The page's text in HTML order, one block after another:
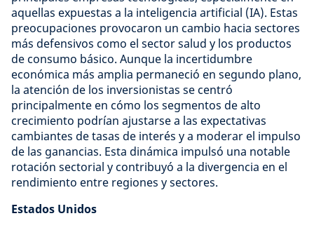
aquellas expuestas a la inteligencia artificial (IA). Estas
preocupaciones provocaron un cambio hacia sectores
más defensivos como el sector salud y los productos
de consumo básico. Aunque la incertidumbre
económica más amplia permaneció en segundo plano,
la atención de los inversionistas se centró
principalmente en cómo los segmentos de alto
crecimiento podrían ajustarse a las expectativas
cambiantes de tasas de interés y a moderar el impulso
de las ganancias. Esta dinámica impulsó una notable
rotación sectorial y contribuyó a la divergencia en el
rendimiento entre regiones y sectores.
Estados Unidos